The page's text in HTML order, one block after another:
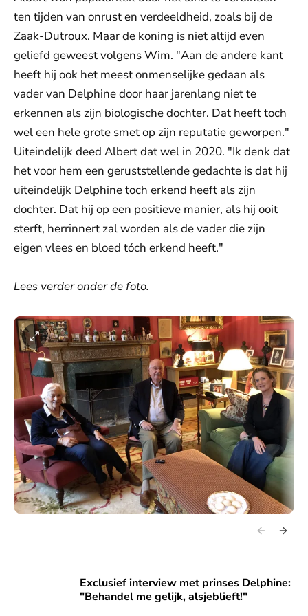
ten tijden van onrust en verdeeldheid, zoals bij de
Zaak-Dutroux. Maar de koning is niet altijd even
geliefd geweest volgens Wim. "Aan de andere kant
heeft hij ook het meest onmenselijke gedaan als
vader van Delphine door haar jarenlang niet te
erkennen als zijn biologische dochter. Dat heeft toch
wel een hele grote smet op zijn reputatie geworpen."
Uiteindelijk deed Albert dat wel in 2020. "Ik denk dat
het voor hem een geruststellende gedachte is dat hij
uiteindelijk Delphine toch erkend heeft als zijn
dochter. Dat hij op een positieve manier, als hij ooit
sterft, herrinnert zal worden als de vader die zijn
eigen vlees en bloed tóch erkend heeft."
Lees verder onder de foto.
Exclusief interview met prinses Delphine:
"Behandel me gelijk, alsjeblieft!"
Exclusief interview met prinses Delphine: "Behandel me